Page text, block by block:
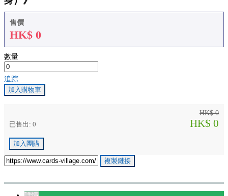
售價
HK$ 0
數量
追踪
加入購物車
HK$ 0
已售出: 0 HK$ 0
加入團購
複製鏈接